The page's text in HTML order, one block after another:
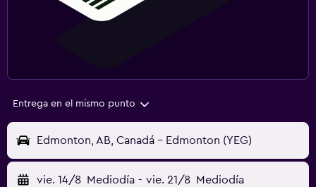
Entrega en el mismo punto
Edmonton, AB, Canadá - Edmonton (YEG)
vie. 14/8 Mediodía - vie. 21/8 Mediodía